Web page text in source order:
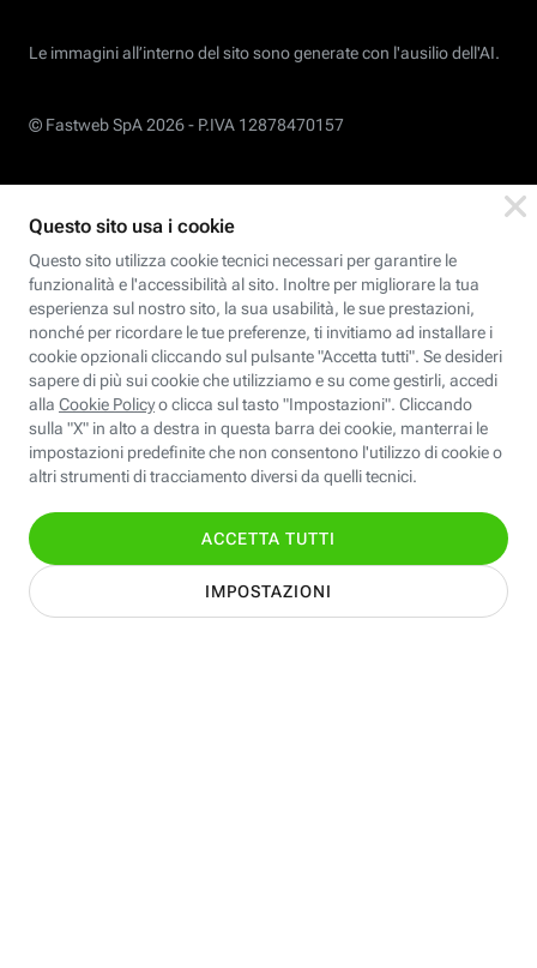
Le immagini all’interno del sito sono generate con l'ausilio dell'AI.
© Fastweb SpA 2026 - P.IVA 12878470157